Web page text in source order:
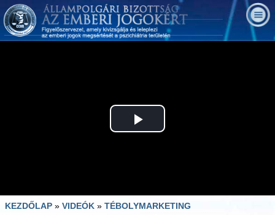
Play
KEZDŐLAP » VIDEÓK » TÉBOLYMARKETING